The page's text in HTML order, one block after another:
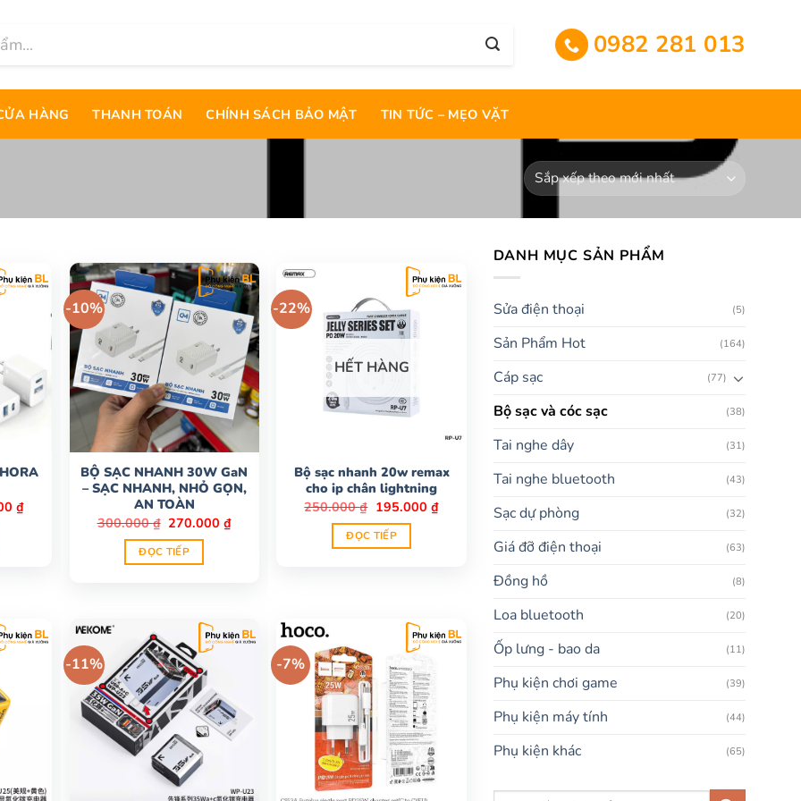
0982 281 013
HÀNG THANH TOÁN CHÍNH SÁCH BẢO MẬT TIN TỨC – MẸO VẶT
₫.
₫Giá
hiện
-10%
BỘ SẠC NHANH 30W GaN
– SẠC NHANH, NHỎ GỌN,
AN TOÀN
300.000₫ Giá
là:
300.000 ₫.
270.000 ₫Giá
hiện
ĐỌC TIẾP
-22%
HẾT HÀNG
Bộ sạc nhanh 20w remax
cho ip chân lightning
250.000₫ Giá
gốc
là:
250.000 ₫.
195.000 ₫Giá
hiện
195.000 ₫.
ĐỌC TIẾP
-11% -7%
DANH MỤC SẢN PHẨM
Sửa điện thoại (5)
Sản Phẩm Hot (164)
Cáp sạc (77)
Bộ sạc và cóc sạc (38)
Tai nghe dây (31)
Tai nghe bluetooth (43)
Sạc dự phòng (32)
Giá đỡ điện thoại (63)
Đồng hồ (8)
Loa bluetooth (20)
Ốp lưng - bao da (11)
Phụ kiện chơi game (39)
Phụ kiện máy tính (44)
Phụ kiện khác (65)